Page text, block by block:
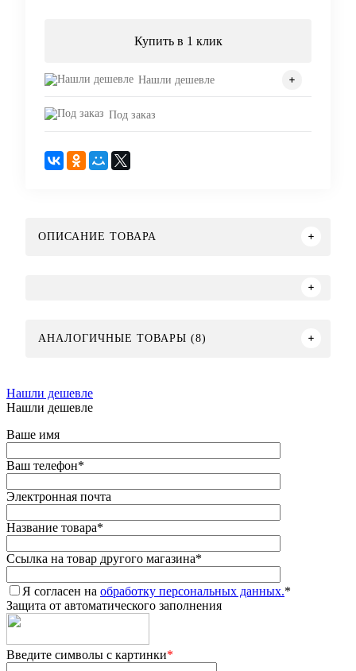
Купить в 1 клик
Нашли дешевле
Под заказ
ОПИСАНИЕ ТОВАРА
АНАЛОГИЧНЫЕ ТОВАРЫ (8)
Нашли дешевле
Нашли дешевле
Ваше имя
Ваш телефон*
Электронная почта
Название товара*
Ссылка на товар другого магазина*
Я согласен на обработку персональных данных.*
Защита от автоматического заполнения
Введите символы с картинки*